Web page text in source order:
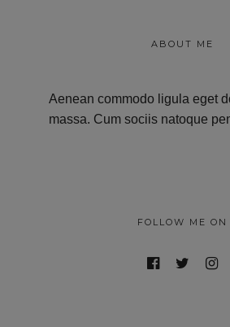
ABOUT ME
Aenean commodo ligula eget
massa. Cum sociis natoque
FOLLOW ME ON